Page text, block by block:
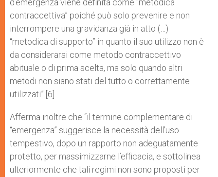
d’emergenza viene definita come “metodica
contraccettiva” poiché può solo prevenire e non
interrompere una gravidanza già in atto (…)
“metodica di supporto” in quanto il suo utilizzo non è
da considerarsi come metodo contraccettivo
abituale o di prima scelta, ma solo quando altri
metodi non siano stati del tutto o correttamente
utilizzati”.[6]
Afferma inoltre che “il termine complementare di
“emergenza” suggerisce la necessità dell’uso
tempestivo, dopo un rapporto non adeguatamente
protetto, per massimizzarne l’efficacia, e sottolinea
ulteriormente che tali regimi non sono proposti per